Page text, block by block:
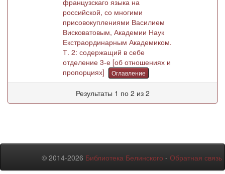
французскаго языка на
российской, со многими
присовокуплениями Василием
Висковатовым, Академии Наук
Екстраординарным Академиком.
Т. 2: содержащий в себе
отделение 3-е [об отношениях и
пропорциях]
Оглавление
Результаты 1 по 2 из 2
© 2014-2026 Библиотека Белинского - Обратная связь